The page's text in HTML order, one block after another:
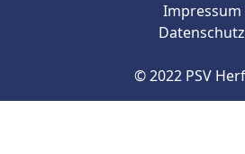
Impressum
Datenschutz
© 2022 PSV